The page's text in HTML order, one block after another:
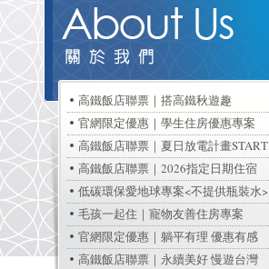
高鐵飯店聯票｜搭高鐵秋遊趣
官網限定優惠｜學生住房優惠專案
高鐵飯店聯票｜夏日放電計畫START
高鐵飯店聯票｜2026指定日期住宿
低碳環保愛地球專案<不提供瓶裝水>
毛孩一起住｜寵物友善住房專案
官網限定優惠｜躺平有理 優惠有感
高鐵飯店聯票｜永續美好 慢遊台灣